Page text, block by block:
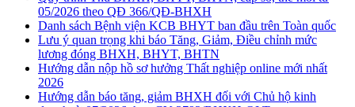
05/2026 theo QĐ 366/QĐ-BHXH
Danh sách Bệnh viện KCB BHYT ban đầu trên Toàn quốc
Lưu ý quan trọng khi báo Tăng, Giảm, Điều chỉnh mức
lương đóng BHXH, BHYT, BHTN
Hướng dẫn nộp hồ sơ hưởng Thất nghiệp online mới nhất
2026
Hướng dẫn báo tăng, giảm BHXH đối với Chủ hộ kinh